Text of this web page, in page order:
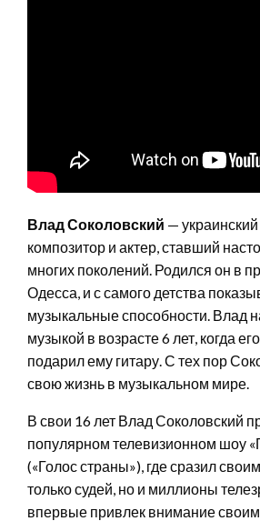
Влад Соколовский —
композитор и актер, ставший
многих поколений. Родился он в
Одесса, и с самого детства
музыкальные способности. Влад
музыкой в возрасте 6 лет, когда
подарил ему гитару. С тех пор
свою жизнь в музыкальном мире.
В свои 16 лет Влад Соколовский
популярном телевизионном шоу
(«Голос страны»), где сразил
только судей, но и миллионы
впервые привлек внимание